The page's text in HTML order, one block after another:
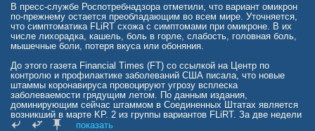
В пресс-службе Роспотребнадзора отметили, что вариант омикрон
по-прежнему остается преобладающим во всем мире. Уточняется,
что симптоматика FLiRT схожа с симптомами при омикроне. В их
числе лихорадка, кашель, боль в горле, слабость, головная боль,
мышечные боли, потеря вкуса или обоняния.
До этого газета Financial Times (FT) со ссылкой на Центр по
контролю и профилактике заболеваний США писала, что новые
штаммы коронавируса провоцируют угрозу всплеска
заболеваемости грядущим летом. По данным издания,
доминирующим сейчас штаммом в Соединенных Штатах является
возникший в марте KP. 2 из группы вариантов FLiRT. За две недели
до 11 мая на KP. 2 пришлось 28,2% случаев заражения вирусом.
показать